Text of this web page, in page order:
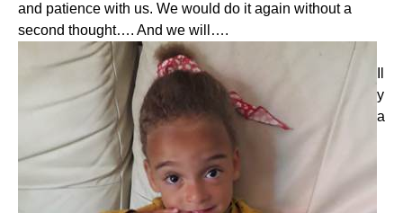
and patience with us. We would do it again without a
second thought…. And we will….
y
a